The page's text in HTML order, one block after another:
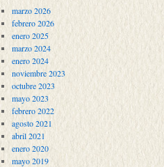
marzo 2026
febrero 2026
enero 2025
marzo 2024
enero 2024
noviembre 2023
octubre 2023
mayo 2023
febrero 2022
agosto 2021
abril 2021
enero 2020
mayo 2019